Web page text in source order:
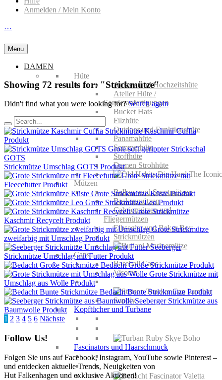
Anmelden / Mein Konto
…
Menu
DAMEN
Hüte
Anlass- und Hochzeitshüte
Atelier Hüte /
Sonderanfertigungen
Bucket Hats
Filzhüte
Outdoor und Funktionshüte
Panamahüte
Sommerhüte
Stoffhüte
Damen Strohhüte
Mützen
Ballon- und Sportmützen
Baskenmützen
Cabriomützen und
Fliegermützen
Elbsegler und Baker Boy
Strickmützen
Caps
Baseball Caps
Visoren
Kopftücher und Turbane
Fascinators und Haarschmuck
Showing 72 results for: "Strickmütze"
Didn't find what you were looking for?Search again
Strickmütze Kaschmir Cuffia
Produkt
Strickmütze Umschlag GOTS Produkt
Grote Strickmütze mit
FleecefutterProdukt
Grote Strickmütze KüsteProdukt
Grote Strickmütze LeoProdukt
Grote Strickmütze
Kaschmir RecyceltProdukt
Grote Strickmütze
zweifarbig mit Umschlag Produkt
Seeberger
Strickmütze Umschlag mit FutterProdukt
Bedacht Große Strickmütze Produkt
Grote Strickmütze mit
Umschlag aus Wolle Produkt
Bedacht Bunte Strickmütze Produkt
Seeberger Strickmütze aus
Baumwolle Produkt
Seitennummerierung
der
1 2 3 4 5 6 Nächste
Follow Us!
Folgen Sie uns auf Facebook, Instagram, YouTube sowie Pinterest –
und entdecken aktuelle Trends, Neuigkeiten von
Hut Falkenhagen und exklusive Aktionen!